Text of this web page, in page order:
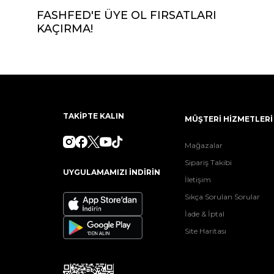
FASHFED'E ÜYE OL FIRSATLARI
KAÇIRMA!
TAKİPTE KALIN
UYGULAMAMIZI İNDİRİN
MÜŞTERİ HİZMETLERİ
Mağazalar
Sipariş Takibi
İletişim
Sıkça Sorulan Sorular
İade & İptal
Site Haritası